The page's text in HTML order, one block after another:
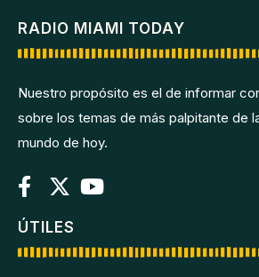
RADIO MIAMI TODAY
Nuestro propósito es el de informar
sobre los temas de más palpitante de
mundo de hoy.
ÚTILES